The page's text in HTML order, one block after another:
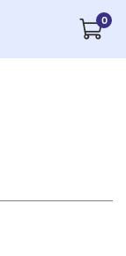
0